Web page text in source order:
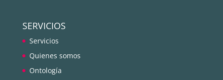
SERVICIOS
Servicios
Quienes somos
Ontología